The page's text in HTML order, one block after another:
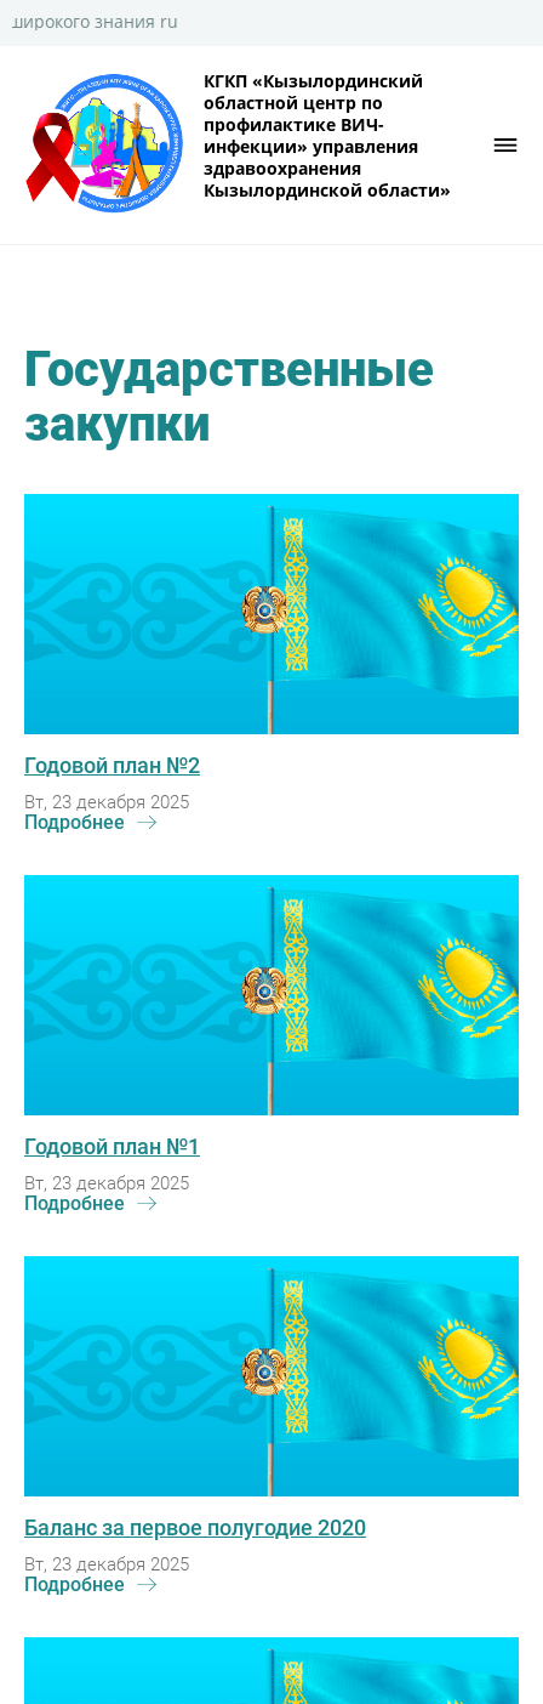
КГКП «Кызылординский
областной центр по
профилактике ВИЧ-
инфекции» управления
здравоохранения
Кызылординской области»
Государственные
закупки
Годовой план №2
Вт, 23 декабря 2025
Подробнее
Годовой план №1
Вт, 23 декабря 2025
Подробнее
Баланс за первое полугодие 2020
Вт, 23 декабря 2025
Подробнее